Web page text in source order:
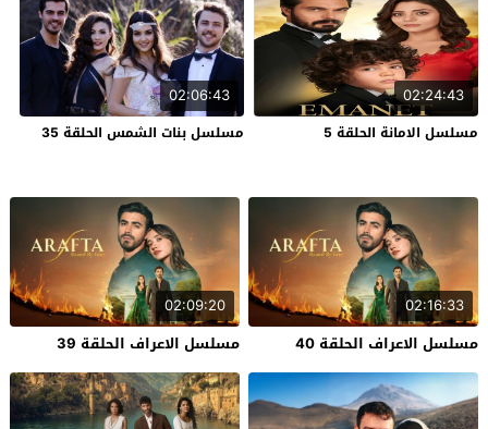
02:24:43
مسلسل الامانة الحلقة 5
02:06:43
مسلسل بنات الشمس الحلقة 35
02:16:33
مسلسل الاعراف الحلقة 40
02:09:20
مسلسل الاعراف الحلقة 39